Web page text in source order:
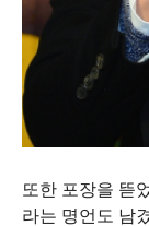
또한 포장을 뜯
라는 명언도 남